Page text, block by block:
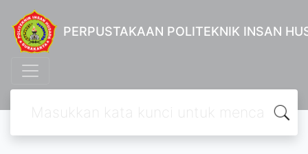
PERPUSTAKAAN POLITEKNIK INSAN